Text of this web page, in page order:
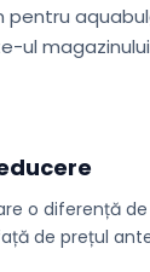
pentru
ul
o diferență
de prețul